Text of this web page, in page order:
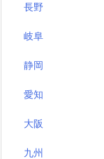
長野
岐阜
静岡
愛知
大阪
九州